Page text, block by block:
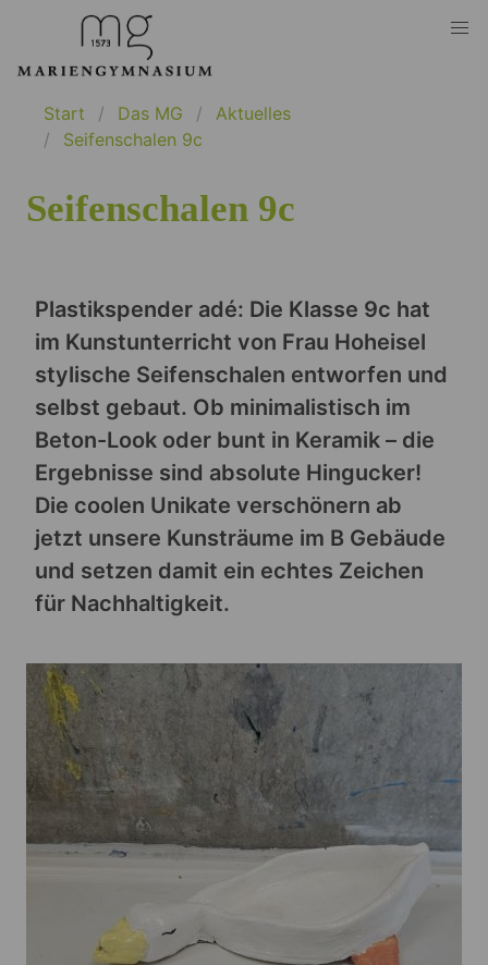
Start Das MG
Aktuelles
Seifenschalen 9c
Seifenschalen 9c
Plastikspender adé: Die Klasse 9c hat
im Kunstunterricht von Frau Hoheisel
stylische Seifenschalen entworfen und
selbst gebaut. Ob minimalistisch im
Beton-Look oder bunt in Keramik – die
Ergebnisse sind absolute Hingucker!
Die coolen Unikate verschönern ab
jetzt unsere Kunsträume im B Gebäude
und setzen damit ein echtes Zeichen
für Nachhaltigkeit.